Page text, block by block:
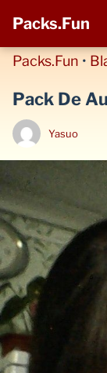
Packs.Fun
Packs.Fun •
Pack De
Yasuo